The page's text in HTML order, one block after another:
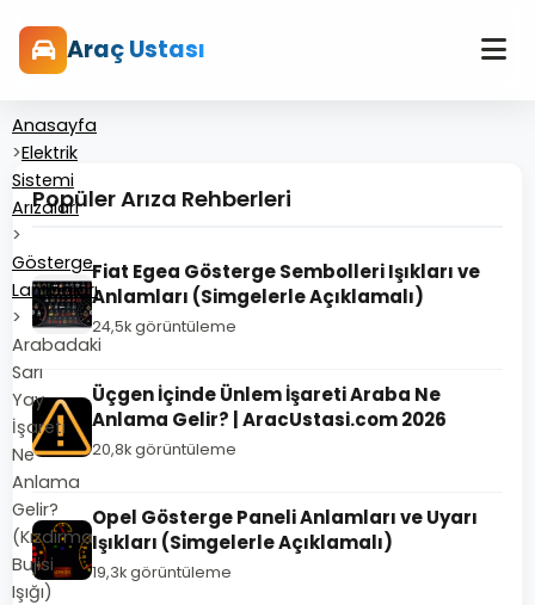
Araç Ustası
Anasayfa
>Elektrik
Sistemi
Arızaları
>
Gösterge
Lambaları
>
Arabadaki
Sarı
Yay
İşareti
Ne
Anlama
Gelir?
(Kızdırma
Bujisi
Işığı)
Popüler Arıza Rehberleri
Fiat Egea Gösterge Sembolleri Işıkları ve
Anlamları (Simgelerle Açıklamalı)
24,5k görüntüleme
Üçgen İçinde Ünlem İşareti Araba Ne
Anlama Gelir? | AracUstasi.com 2026
20,8k görüntüleme
Opel Gösterge Paneli Anlamları ve Uyarı
Işıkları (Simgelerle Açıklamalı)
19,3k görüntüleme